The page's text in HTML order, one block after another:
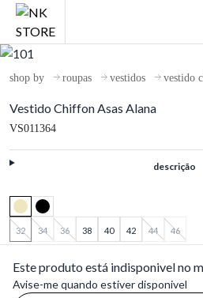
shop by roupas vestidos vestido
Vestido Chiffon Asas Alana
VS011364
descrição
32 34 36 38 40 42 44
46
Este produto está indisponivel no
Avise-me quando estiver disponivel